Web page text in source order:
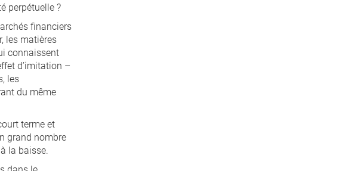
perpétuelle ?
financiers
les matières
connaissent
d’imitation –
les
du même
terme et
grand nombre
la baisse.